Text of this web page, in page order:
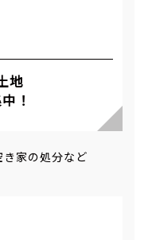
地
！
家の処分など